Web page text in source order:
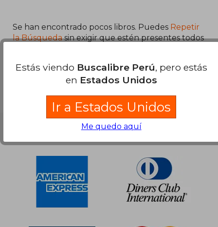
dcto. S/ 83,76
Se han encontrado pocos libros. Puedes Repetir
la Búsquedasin exigir que estén presentes todos
Nuestras Formas de Pago
Estás viendo Buscalibre Perú, pero estás
en Estados Unidos
Ir a Estados Unidos
Me quedo aquí